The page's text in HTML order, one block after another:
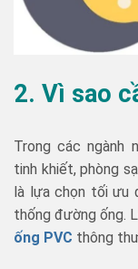
2. Vì sao
Trong các ngành
tinh khiết, phòng
là lựa chọn tối ưu
thống đường ống.
ống PVC thông